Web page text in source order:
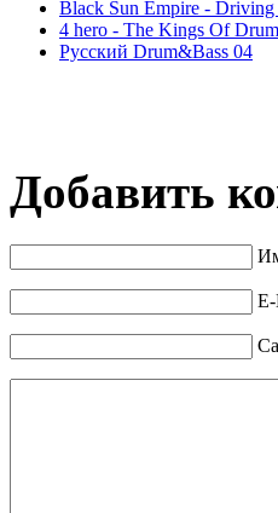
Black Sun Empire - Driving
4 hero - The Kings Of
Русский Drum&Bass 04
Добавить
E-